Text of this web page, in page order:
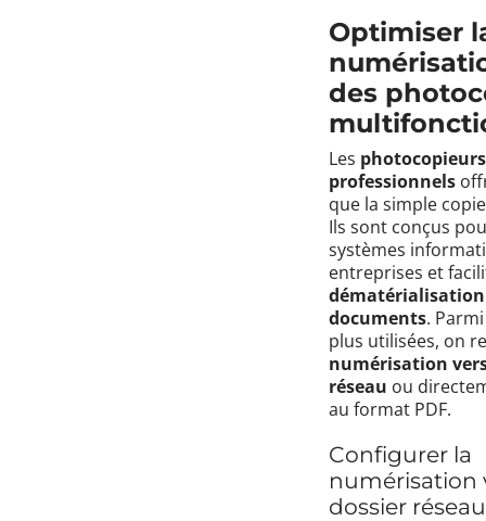
Optimiser
des
Les
professionnels
que la simple
Ils sont conçus
systèmes
entreprises et
dématérialisation
documents.
plus utilisées, on
numérisation
réseau ou
au format PDF.
Configurer la
numérisation
dossier réseau